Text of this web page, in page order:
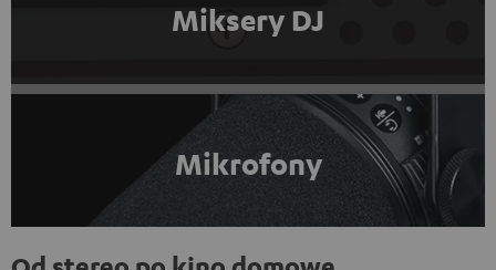
Miksery DJ
Mikrofony